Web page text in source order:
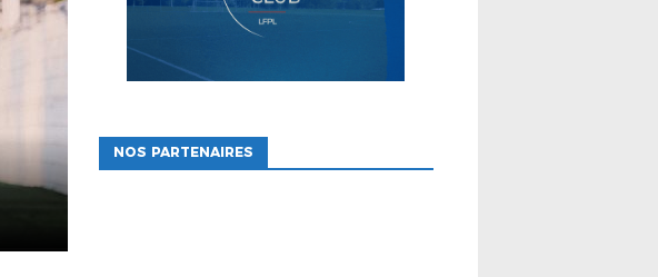
NOS PARTENAIRES